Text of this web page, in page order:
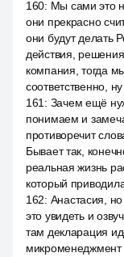
160: Мы сами это
они прекрасно
они будут делать
действия,
компания, тогда
соответственно, ну
161 : Зачем ещё
понимаем и
противоречит
Бывает так,
реальная жизнь
который
162: Анастасия, но
это увидеть и
там декларация
микроменеджмент